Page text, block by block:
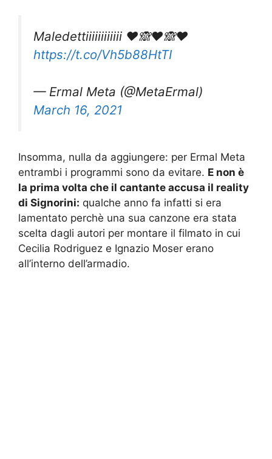
Maledettiiiiiiiiiiii ❤️🙈❤️🙈❤️
https://t.co/Vh5b88HtTI
— Ermal Meta (@MetaErmal)
March 16, 2021
Insomma, nulla da aggiungere: per Ermal Meta
entrambi i programmi sono da evitare. E non è
la prima volta che il cantante accusa il reality
di Signorini: qualche anno fa infatti si era
lamentato perchè una sua canzone era stata
scelta dagli autori per montare il filmato in cui
Cecilia Rodriguez e Ignazio Moser erano
all’interno dell’armadio.